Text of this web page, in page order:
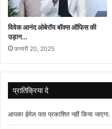
विवेक आनंद ओबेरॉय बॉक्स ऑफिस की
उड़ान…
फ़रवरी 20, 2025
प्रातिक्रिया दे
आपका ईमेल पता प्रकाशित नहीं किया जाएगा.